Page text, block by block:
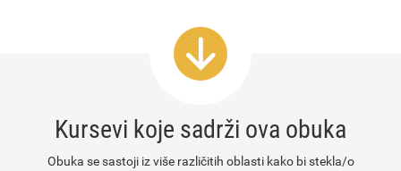
Kursevi koje sadrži ova obuka
Obuka se sastoji iz više različitih oblasti kako bi stekla/o